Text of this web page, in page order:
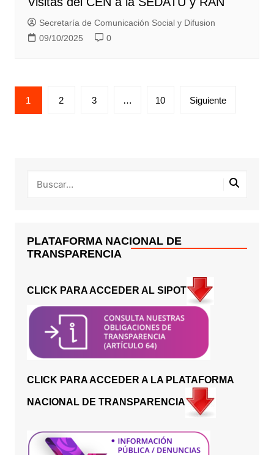
Secretaría de Comunicación Social y Difusion
09/10/2025
0
Paginación
de
1 2 3 … 10 Siguiente
PLATAFORMA NACIONAL DE
TRANSPARENCIA
CLICK PARA ACCEDER AL SIPOT
CLICK PARA ACCEDER A LA PLATAFORMA
NACIONAL DE TRANSPARENCIA